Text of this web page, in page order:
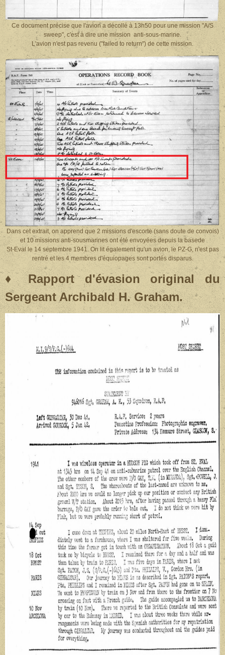
Ce document précise que l'avion a décollé à 13h50 pour une mission "A/S
sweep", c'est à dire une mission anti-sous-marine.
L'avion n'est pas revenu ("failed to return") de cette mission.
Dans cet extrait, on apprend que 2 missions d'escorte (sans doute de convois)
et 10 missions anti-sousmarines ont été envoyées depuis la basede
St-Eval le 14 septembre 1941. On lit également qu'un avion, le PZ-G, n'est pas
rentré et les 4 membres d'équiopages sont portés disparus.
♦ Rapport d'évasion original du
Sergeant Archibald H. Graham.